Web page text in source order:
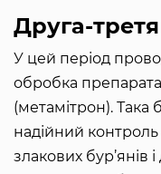
Друга-
У цей період
обробка
(метамітрон). Така
надійний
злакових бур’янів